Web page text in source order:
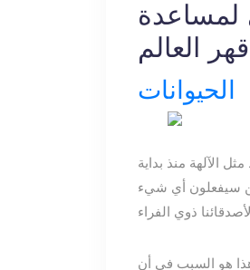
لمساعدة
العالم
الحيوانات
الآلهة منذ بداية
سيفعلون أي شيء